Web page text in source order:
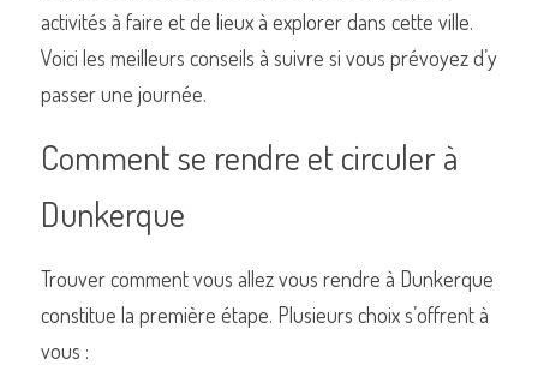
Contactez-nous
Rechercher
Commander un de nos livres sur Lille
activités à faire et de lieux à explorer dans cette ville.
Voici les meilleurs conseils à suivre si vous prévoyez d’y
passer une journée.
Comment se rendre et circuler à
Dunkerque
Trouver comment vous allez vous rendre à Dunkerque
constitue la première étape. Plusieurs choix s’offrent à
vous :